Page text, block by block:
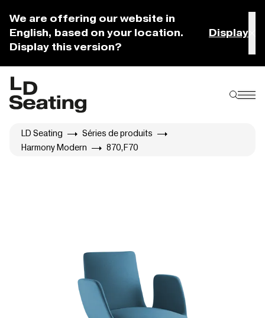
We are offering our website in
English, based on your location.
Display this version?
Display
LD Seating
Séries de produits
Harmony Modern
870,F70